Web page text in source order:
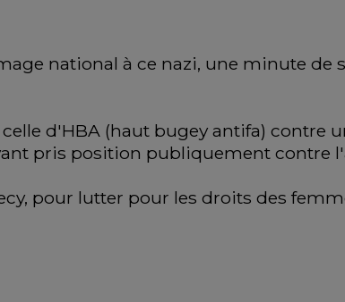
national à ce nazi, une minute de
d'HBA (haut bugey antifa) contre
pris position publiquement contre
pour lutter pour les droits des